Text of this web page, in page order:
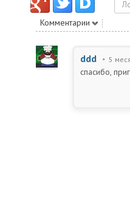
Комментарии
ddd 5
спасибо,